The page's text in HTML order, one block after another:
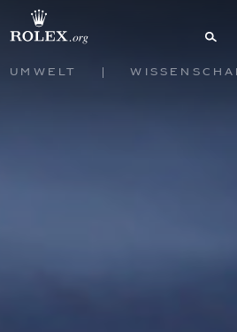
Umwelt